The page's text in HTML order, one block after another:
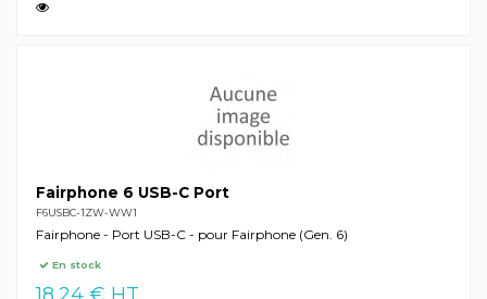
Fairphone 6 USB-C Port
F6USBC-1ZW-WW1
Fairphone - Port USB-C - pour Fairphone (Gen. 6)
En stock